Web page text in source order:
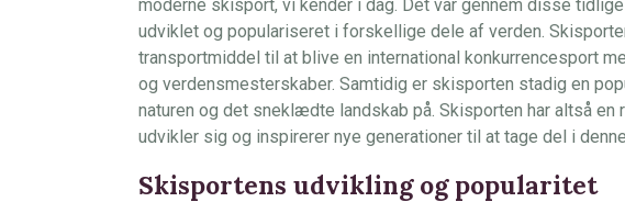
moderne skisport, vi kender i dag. Det var gennem disse
udviklet og populariseret i forskellige dele af verden.
transportmiddel til at blive en international konkurrencesport
og verdensmesterskaber. Samtidig er skisporten stadig en
naturen og det sneklædte landskab på. Skisporten har altså
udvikler sig og inspirerer nye generationer til at tage del i
Skisportens udvikling og popularitet